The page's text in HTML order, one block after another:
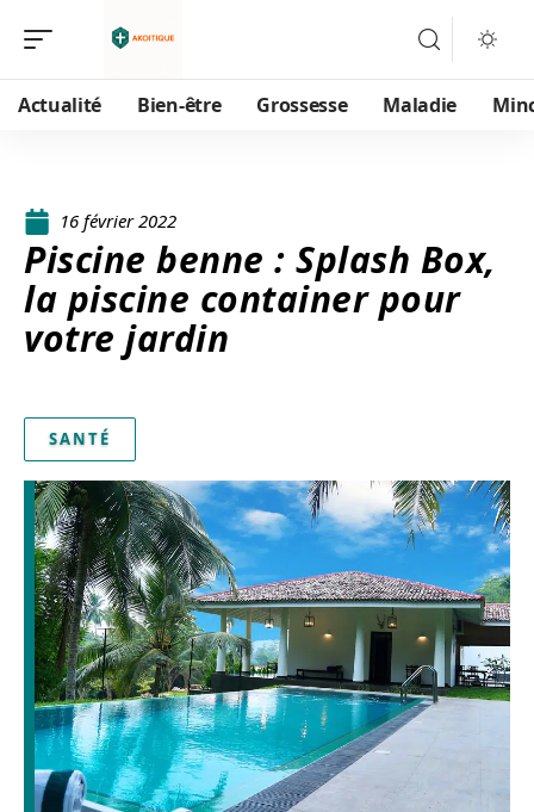
Actualité Bien-être Grossesse Maladie
16 février 2022
Piscine benne : Splash Box,
la piscine container pour
votre jardin
SANTÉ